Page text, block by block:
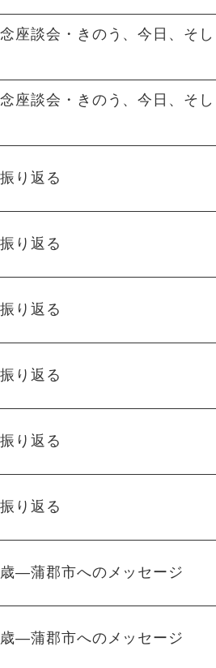
座談会・きのう、今日、そし
座談会・きのう、今日、そし
り返る
り返る
り返る
り返る
り返る
り返る
―蒲郡市へのメッセージ
―蒲郡市へのメッセージ